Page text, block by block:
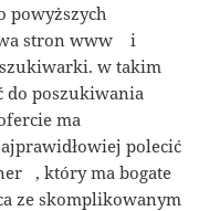
powyższych
stron www i
w takim
do poszukiwania
ma
polecić
, który ma bogate
ze skomplikowanym